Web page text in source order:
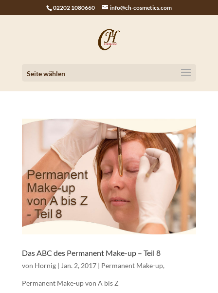
02202 1080660 info@ch-cosmetics.com
Seite wählen
Das ABC des Permanent Make-up – Teil 8
von Hornig| Jan. 2, 2017| Permanent Make-up,
Permanent Make-up von A bis Z